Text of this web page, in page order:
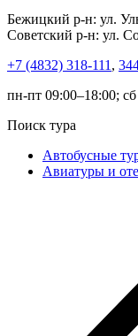
Бежицкий р-н: ул.
Советский р-н: ул.
+7 (4832) 318-111 ,
пн-пт 09:00–18:00;
Поиск тура
Автобусные
Авиатуры и